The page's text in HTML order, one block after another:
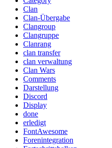
Clan
Clan-Übergabe
Clangroup
Clangruppe
Clanrang
clan transfer
clan verwaltung
Clan Wars
Comments
Darstellung
Discord
Display
done
erledigt
FontAwesome
Forenintegration